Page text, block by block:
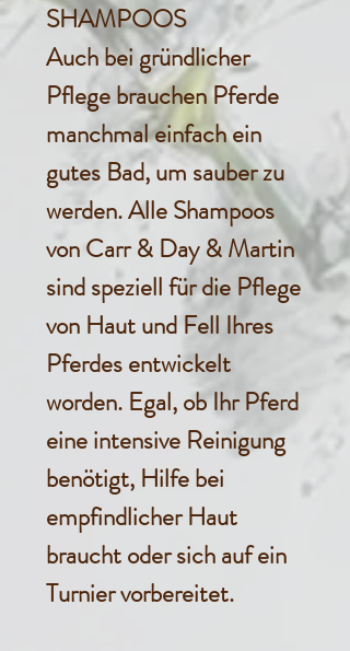
SHAMPOOS
Auch bei gründlicher
Pflege brauchen Pferde
manchmal einfach ein
gutes Bad, um sauber zu
werden. Alle Shampoos
von Carr & Day & Martin
sind speziell für die Pflege
von Haut und Fell Ihres
Pferdes entwickelt
worden. Egal, ob Ihr Pferd
eine intensive Reinigung
benötigt, Hilfe bei
empfindlicher Haut
braucht oder sich auf ein
Turnier vorbereitet.